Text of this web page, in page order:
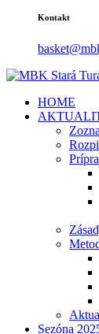
Kontakt
HOME
Sezóna